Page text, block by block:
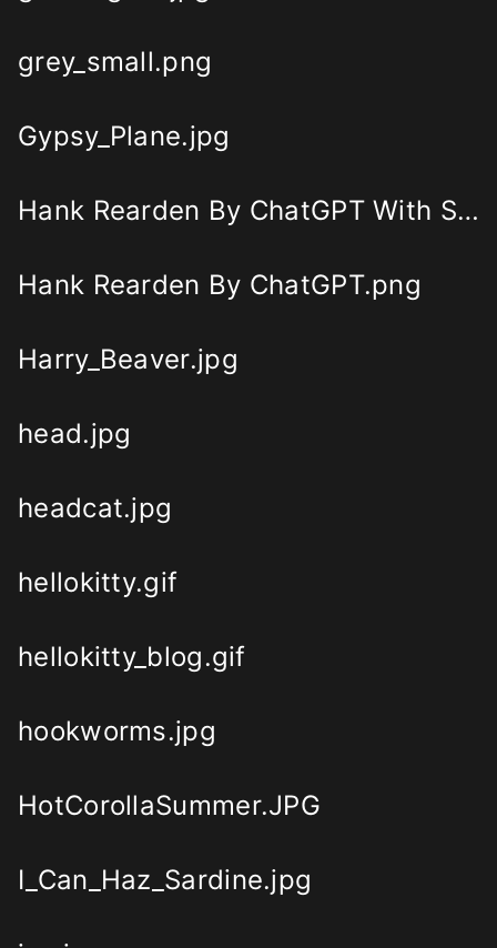
grey_small.png
Gypsy_Plane.jpg
Hank Rearden By ChatGPT With Smokestacks.png
Hank Rearden By ChatGPT.png
Harry_Beaver.jpg
head.jpg
headcat.jpg
hellokitty.gif
hellokitty_blog.gif
hookworms.jpg
HotCorollaSummer.JPG
I_Can_Haz_Sardine.jpg